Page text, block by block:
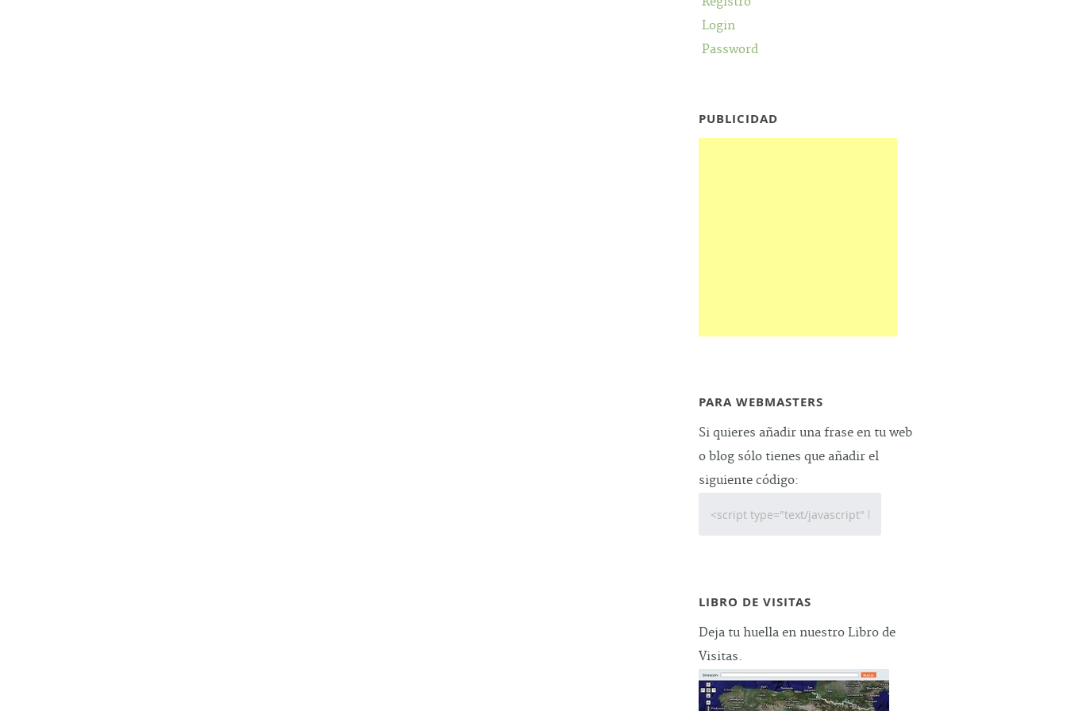
Login
Password
PUBLICIDAD
PARA WEBMASTERS
Si quieres añadir una frase en tu web
o blog sólo tienes que añadir el
siguiente código:
LIBRO DE VISITAS
Deja tu huella en nuestro Libro de
Visitas.